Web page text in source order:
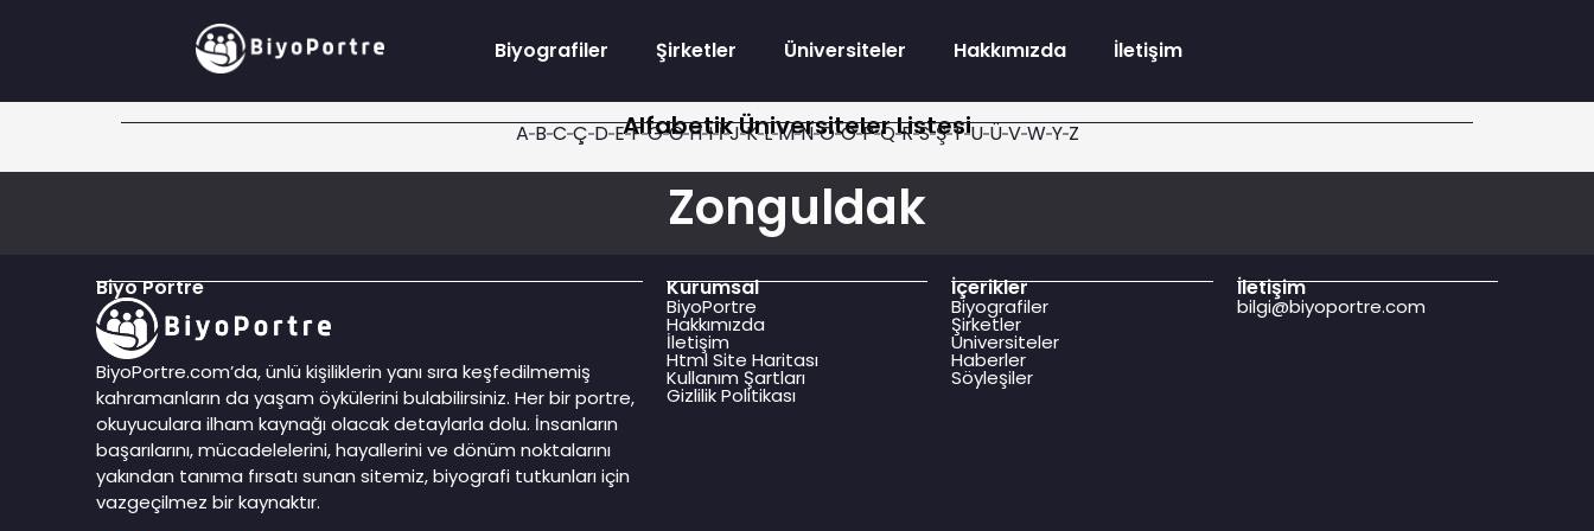
Biyografiler Şirketler Üniversiteler Hakkımızda İletişim
Alfabetik Üniversiteler Listesi
A B C Ç D E F G Ğ H I İ J K L M N O Ö P Q R S Ş T U Ü V W Y Z
Zonguldak
Biyo Portre
BiyoPortre.com’da, ünlü kişiliklerin yanı sıra keşfedilmemiş
kahramanların da yaşam öykülerini bulabilirsiniz. Her bir portre,
okuyuculara ilham kaynağı olacak detaylarla dolu. İnsanların
başarılarını, mücadelelerini, hayallerini ve dönüm noktalarını
yakından tanıma fırsatı sunan sitemiz, biyografi tutkunları için
vazgeçilmez bir kaynaktır.
Kurumsal
BiyoPortre
Hakkımızda
İletişim
Html Site Haritası
Kullanım Şartları
Gizlilik Politikası
İçerikler
Biyografiler
Şirketler
Üniversiteler
Haberler
Söyleşiler
İletişim
bilgi@biyoportre.com